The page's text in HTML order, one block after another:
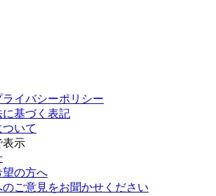
イバシーポリシー
基づく表記
いて
表示
望の方へ
ご意見をお聞かせください